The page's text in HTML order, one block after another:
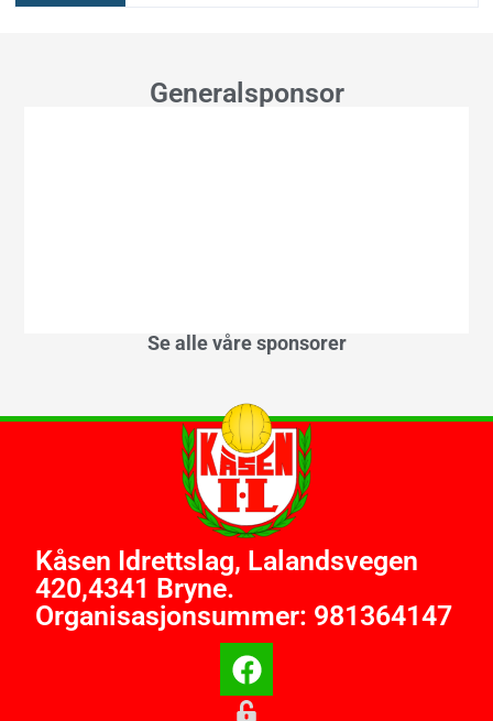
Generalsponsor
Se alle våre sponsorer
Kåsen Idrettslag, Lalandsvegen
420,4341 Bryne.
Organisasjonsummer: 981364147